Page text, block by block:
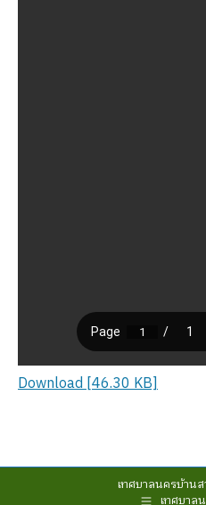
Download [46.30 KB]
เทศบาลนครบ้าน
เทศบาล